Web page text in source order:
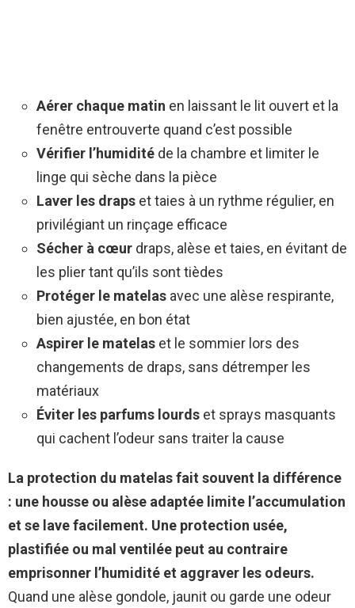
Aérer chaque matin en laissant le lit ouvert et la
fenêtre entrouverte quand c’est possible
Vérifier l’humidité de la chambre et limiter le
linge qui sèche dans la pièce
Laver les draps et taies à un rythme régulier, en
privilégiant un rinçage efficace
Sécher à cœur draps, alèse et taies, en évitant de
les plier tant qu’ils sont tièdes
Protéger le matelas avec une alèse respirante,
bien ajustée, en bon état
Aspirer le matelas et le sommier lors des
changements de draps, sans détremper les
matériaux
Éviter les parfums lourds et sprays masquants
qui cachent l’odeur sans traiter la cause
La protection du matelas fait souvent la différence
: une housse ou alèse adaptée limite l’accumulation
et se lave facilement. Une protection usée,
plastifiée ou mal ventilée peut au contraire
emprisonner l’humidité et aggraver les odeurs.
Quand une alèse gondole, jaunit ou garde une odeur